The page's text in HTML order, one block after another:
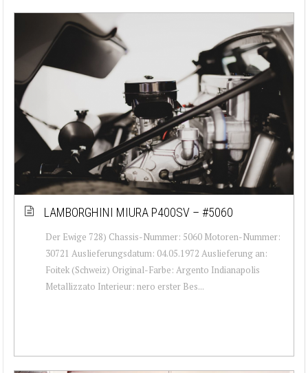
LAMBORGHINI MIURA P400SV – #5060
Der Ewige 728) Chassis-Nummer: 5060 Motoren-Nummer:
30721 Auslieferungsdatum: 04.05.1972 Auslieferung an:
Foitek (Schweiz) Original-Farbe: Argento Indianapolis
Metallizzato Interieur: nero erster Bes...